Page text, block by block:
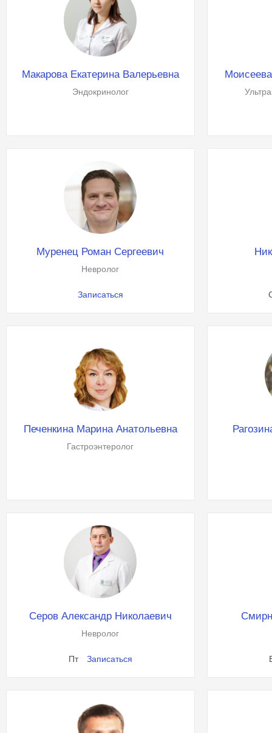
Макарова Екатерина Валерьевна
Эндокринолог
Муренец Роман Сергеевич
Невролог
Записаться
Печенкина Марина Анатольевна
Гастроэнтеролог
Серов Александр Николаевич
Невролог
Пт Записаться